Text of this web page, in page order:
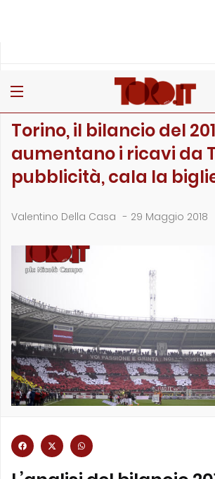
Torino, il bilancio del
aumentano i ricavi da
pubblicità, cala la
Valentino Della Casa - 29 Maggio 2018